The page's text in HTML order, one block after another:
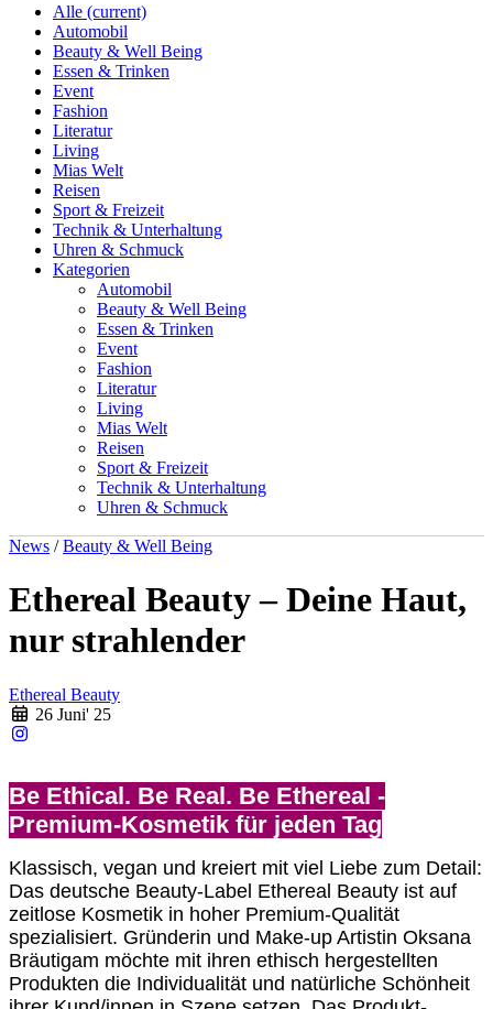
Alle (current)
Automobil
Beauty & Well Being
Essen & Trinken
Event
Fashion
Literatur
Living
Mias Welt
Reisen
Sport & Freizeit
Technik & Unterhaltung
Uhren & Schmuck
Kategorien
Automobil
Beauty & Well Being
Essen & Trinken
Event
Fashion
Literatur
Living
Mias Welt
Reisen
Sport & Freizeit
Technik & Unterhaltung
Uhren & Schmuck
News /Beauty & Well Being
Ethereal Beauty – Deine Haut,
nur strahlender
Ethereal Beauty
26 Juni' 25
Be Ethical. Be Real. Be Ethereal -
Premium-Kosmetik für jeden Tag
Klassisch, vegan und kreiert mit viel Liebe zum Detail:
Das deutsche Beauty-Label Ethereal Beauty ist auf
zeitlose Kosmetik in hoher Premium-Qualität
spezialisiert. Gründerin und Make-up Artistin Oksana
Bräutigam möchte mit ihren ethisch hergestellten
Produkten die Individualität und natürliche Schönheit